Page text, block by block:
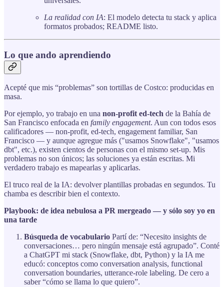
La realidad con IA: El modelo detecta tu stack y aplica
formatos probados; README listo.
Lo que ando aprendiendo
Acepté que mis “problemas” son tortillas de Costco: producidas en
masa.
Por ejemplo, yo trabajo en una non‑profit ed‑tech de la Bahía de
San Francisco enfocada en family engagement. Aun con todos esos
calificadores — non‑profit, ed‑tech, engagement familiar, San
Francisco — y aunque agregue más ("usamos Snowflake", "usamos
dbt", etc.), existen cientos de personas con el mismo set‑up. Mis
problemas no son únicos; las soluciones ya están escritas. Mi
verdadero trabajo es mapearlas y aplicarlas.
El truco real de la IA: devolver plantillas probadas en segundos. Tu
chamba es describir bien el contexto.
Playbook: de idea nebulosa a PR mergeado — y sólo soy yo en
una tarde
Búsqueda de vocabulario Partí de: “Necesito insights de
conversaciones… pero ningún mensaje está agrupado”. Conté
a ChatGPT mi stack (Snowflake, dbt, Python) y la IA me
educó: conceptos como conversation analysis, functional
conversation boundaries, utterance‑role labeling. De cero a
saber “cómo se llama lo que quiero”.